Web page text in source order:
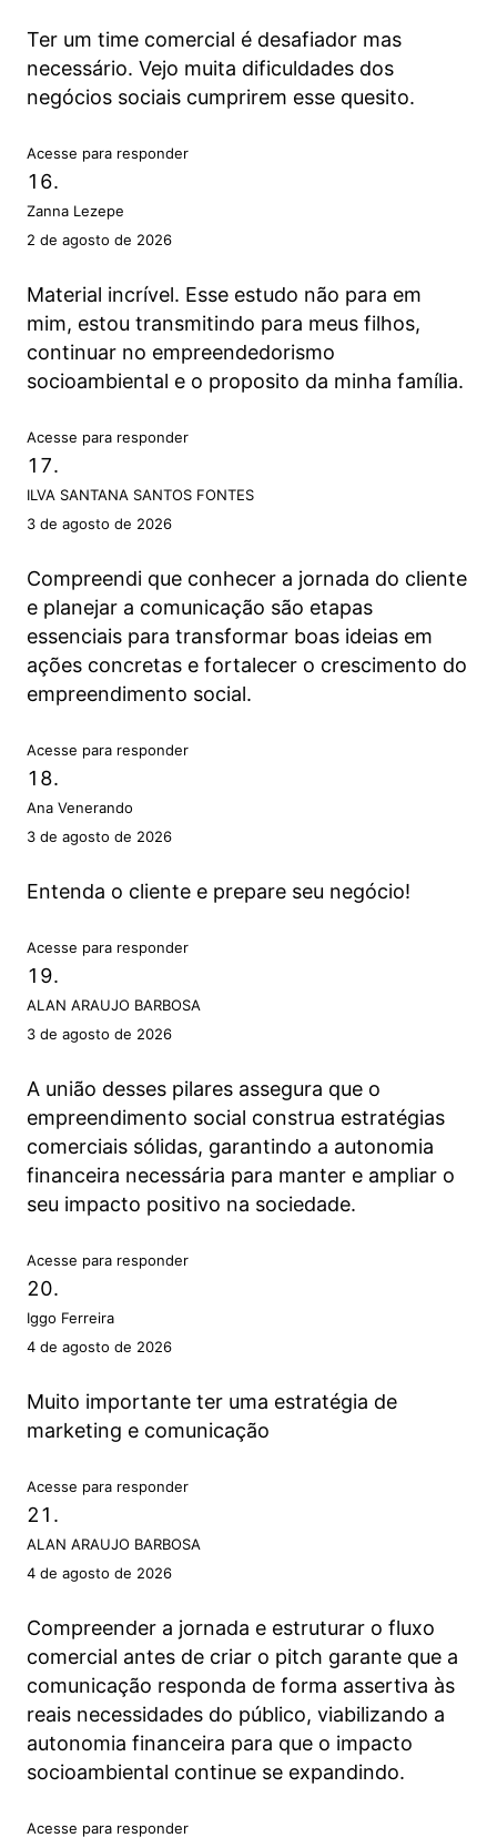
Ter um time comercial é desafiador mas
necessário. Vejo muita dificuldades dos
negócios sociais cumprirem esse quesito.
Acesse para responder
Zanna Lezepe
2 de agosto de 2026
Material incrível. Esse estudo não para em
mim, estou transmitindo para meus filhos,
continuar no empreendedorismo
socioambiental e o proposito da minha família.
Acesse para responder
ILVA SANTANA SANTOS FONTES
3 de agosto de 2026
Compreendi que conhecer a jornada do cliente
e planejar a comunicação são etapas
essenciais para transformar boas ideias em
ações concretas e fortalecer o crescimento do
empreendimento social.
Acesse para responder
Ana Venerando
3 de agosto de 2026
Entenda o cliente e prepare seu negócio!
Acesse para responder
ALAN ARAUJO BARBOSA
3 de agosto de 2026
A união desses pilares assegura que o
empreendimento social construa estratégias
comerciais sólidas, garantindo a autonomia
financeira necessária para manter e ampliar o
seu impacto positivo na sociedade.
Acesse para responder
Iggo Ferreira
4 de agosto de 2026
Muito importante ter uma estratégia de
marketing e comunicação
Acesse para responder
ALAN ARAUJO BARBOSA
4 de agosto de 2026
Compreender a jornada e estruturar o fluxo
comercial antes de criar o pitch garante que a
comunicação responda de forma assertiva às
reais necessidades do público, viabilizando a
autonomia financeira para que o impacto
socioambiental continue se expandindo.
Acesse para responder